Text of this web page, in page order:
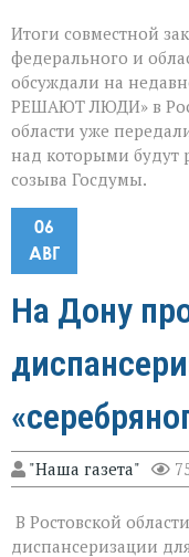
Итоги совместной
федерального и
обсуждали на
РЕШАЮТ ЛЮДИ» в
области уже
над которыми будут
созыва Госдумы.
06
АВГ
На Дону
"Наша газета"
В Ростовской
диспансеризации